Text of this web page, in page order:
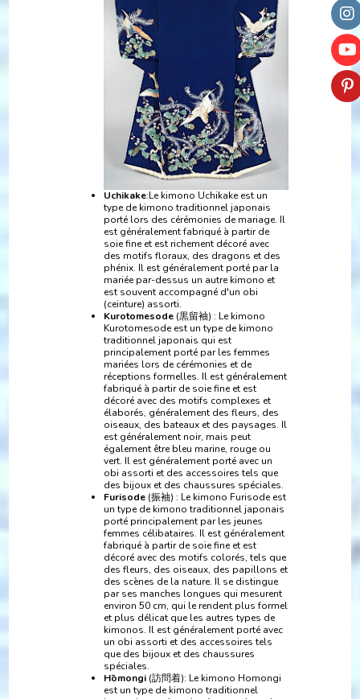
Uchikake:Le kimono Uchikake est un
type de kimono traditionnel japonais
porté lors des cérémonies de mariage. Il
est généralement fabriqué à partir de
soie fine et est richement décoré avec
des motifs floraux, des dragons et des
phénix. Il est généralement porté par la
mariée par-dessus un autre kimono et
est souvent accompagné d'un obi
(ceinture) assorti.
Kurotomesode (黒留袖) : Le kimono
Kurotomesode est un type de kimono
traditionnel japonais qui est
principalement porté par les femmes
mariées lors de cérémonies et de
réceptions formelles. Il est généralement
fabriqué à partir de soie fine et est
décoré avec des motifs complexes et
élaborés, généralement des fleurs, des
oiseaux, des bateaux et des paysages. Il
est généralement noir, mais peut
également être bleu marine, rouge ou
vert. Il est généralement porté avec un
obi assorti et des accessoires tels que
des bijoux et des chaussures spéciales.
Furisode (振袖) : Le kimono Furisode est
un type de kimono traditionnel japonais
porté principalement par les jeunes
femmes célibataires. Il est généralement
fabriqué à partir de soie fine et est
décoré avec des motifs colorés, tels que
des fleurs, des oiseaux, des papillons et
des scènes de la nature. Il se distingue
par ses manches longues qui mesurent
environ 50 cm, qui le rendent plus formel
et plus délicat que les autres types de
kimonos. Il est généralement porté avec
un obi assorti et des accessoires tels
que des bijoux et des chaussures
spéciales.
Hōmongi (訪問着): Le kimono Homongi
est un type de kimono traditionnel